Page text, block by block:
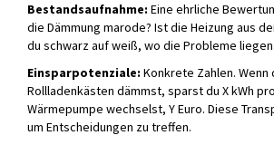
Bestandsaufnahme: Eine ehrliche
die Dämmung marode? Ist die Heizung aus
du schwarz auf weiß, wo die Probleme liegen.
Einsparpotenziale: Konkrete Zahlen. Wenn
Rollladenkästen dämmst, sparst du X kWh
Wärmepumpe wechselst, Y Euro. Diese
um Entscheidungen zu treffen.